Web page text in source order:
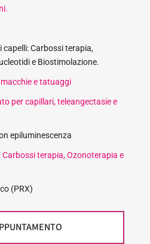
Carbossi terapia,
e Biostimolazione.
e tatuaggi
per capillari, teleangectasie e
epiluminescenza
terapia, Ozonoterapia e
(PRX)